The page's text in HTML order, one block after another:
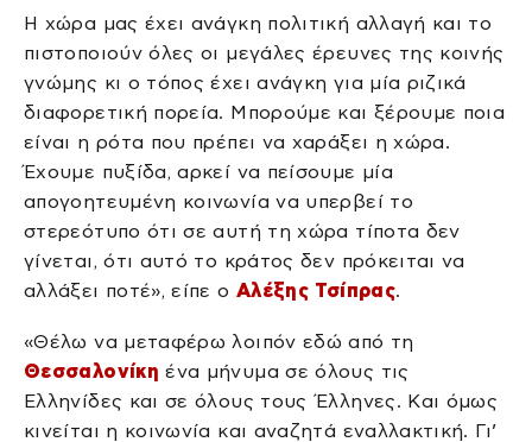
Η χώρα μας έχει ανάγκη πολιτική αλλαγή και το
πιστοποιούν όλες οι μεγάλες έρευνες της κοινής
γνώμης κι ο τόπος έχει ανάγκη για μία ριζικά
διαφορετική πορεία. Μπορούμε και ξέρουμε ποια
είναι η ρότα που πρέπει να χαράξει η χώρα.
Έχουμε πυξίδα, αρκεί να πείσουμε μία
απογοητευμένη κοινωνία να υπερβεί το
στερεότυπο ότι σε αυτή τη χώρα τίποτα δεν
γίνεται, ότι αυτό το κράτος δεν πρόκειται να
αλλάξει ποτέ», είπε ο Αλέξης Τσίπρας.
«Θέλω να μεταφέρω λοιπόν εδώ από τη
Θεσσαλονίκη ένα μήνυμα σε όλους τις
Ελληνίδες και σε όλους τους Έλληνες. Και όμως
κινείται η κοινωνία και αναζητά εναλλακτική. Γι’